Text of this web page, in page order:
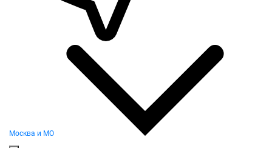
Москва и МО